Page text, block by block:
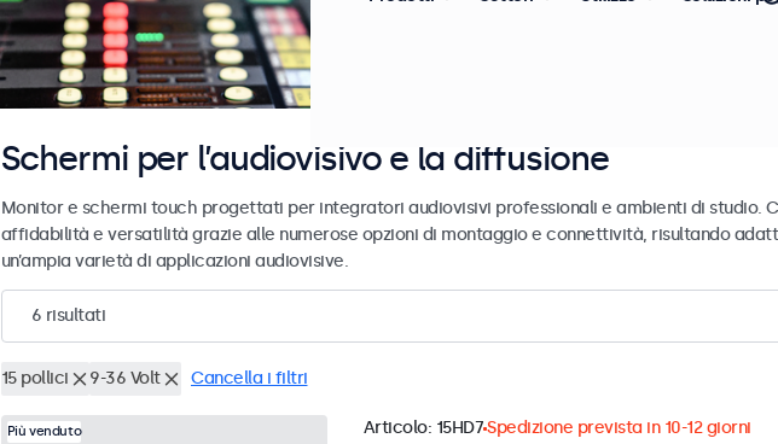
Schermi per l’audiovisivo e la diffusione
Monitor e schermi touch progettati per integratori audiovisivi professionali e ambienti di studio.
affidabilità e versatilità grazie alle numerose opzioni di montaggio e connettività, risultando
un’ampia varietà di applicazioni audiovisive.
6 risultati
15 pollici 9-36 Volt Cancella i filtri
Più venduto Articolo: 15HD7Spedizione prevista in 10-12 giorni